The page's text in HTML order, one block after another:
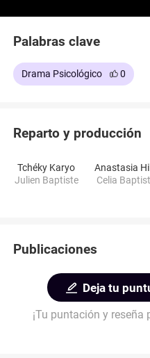
Palabras clave
Drama Psicológico 0
Reparto y producción
Tchéky Karyo
Julien Baptiste
Anastasia
Celia
Publicaciones
Deja tu
¡Tu puntación y